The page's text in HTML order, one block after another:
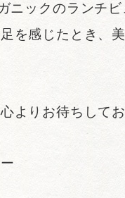
ニックのランチ
を感じたとき、
よりお待ちしてお